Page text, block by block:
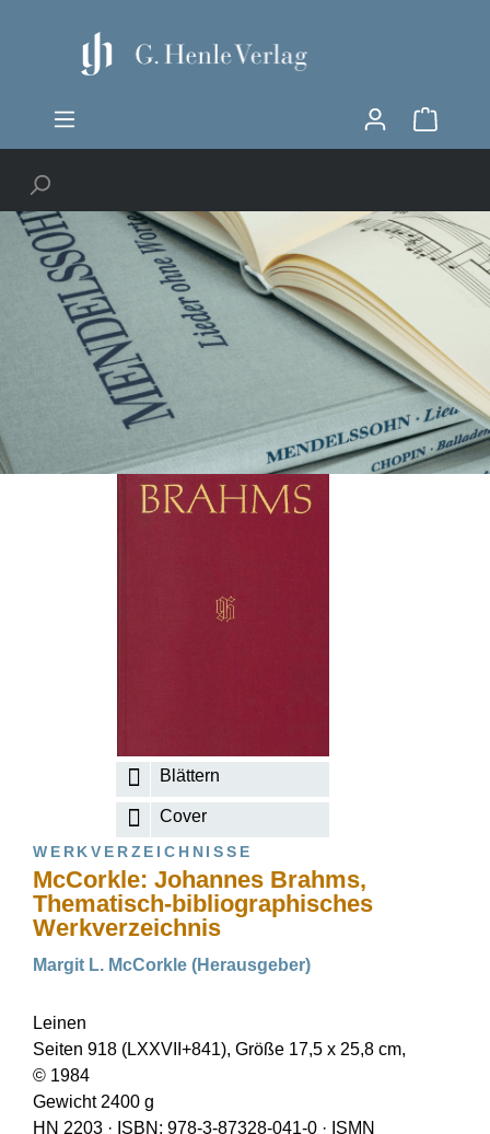
Blättern
Cover
WERKVERZEICHNISSE
McCorkle: Johannes Brahms,
Thematisch-bibliographisches
Werkverzeichnis
Margit L. McCorkle (Herausgeber)
Leinen
Seiten 918 (LXXVII+841), Größe 17,5 x 25,8 cm,
© 1984
Gewicht 2400 g
HN 2203 · ISBN: 978-3-87328-041-0 · ISMN